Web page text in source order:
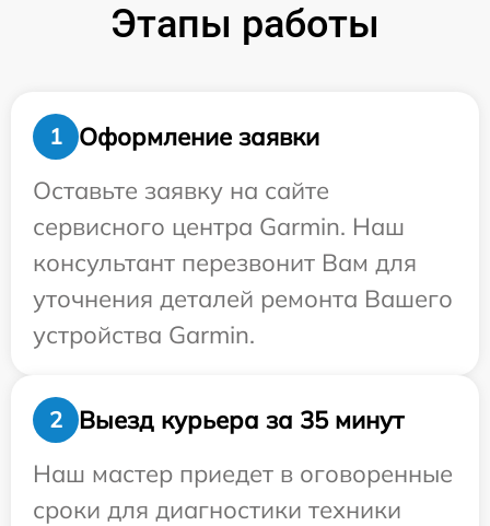
Этапы работы
1
Оформление заявки
Оставьте заявку на сайте
сервисного центра Garmin. Наш
консультант перезвонит Вам для
уточнения деталей ремонта Вашего
устройства Garmin.
2
Выезд курьера за 35 минут
Наш мастер приедет в оговоренные
сроки для диагностики техники